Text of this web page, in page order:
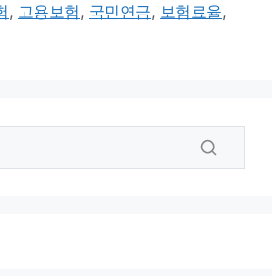
, 고용보험, 국민연금, 보험료율,